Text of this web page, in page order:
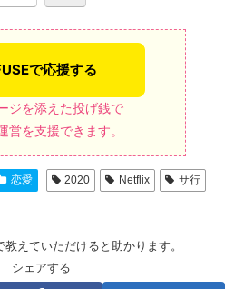
ジを添えた投げ銭で
営を支援できます。
恋愛 2020 Netflix サ行
教えていただけると助かります。
シェアする